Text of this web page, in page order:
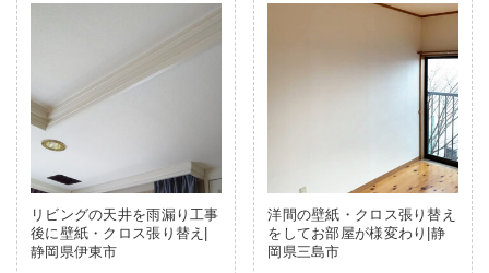
リビングの天井を雨漏り工事
後に壁紙・クロス張り替え|
静岡県伊東市
洋間の壁紙・クロス張り替え
をしてお部屋が様変わり|静
岡県三島市